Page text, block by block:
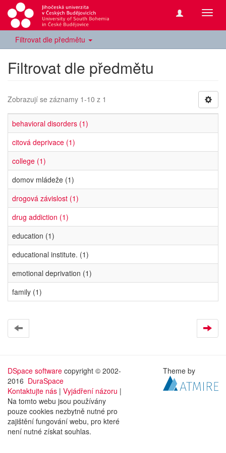
Filtrovat dle předmětu
Filtrovat dle předmětu
Zobrazují se záznamy 1-10 z 1
behavioral disorders (1)
citová deprivace (1)
college (1)
domov mládeže (1)
drogová závislost (1)
drug addiction (1)
education (1)
educational institute. (1)
emotional deprivation (1)
family (1)
DSpace software copyright © 2002-
2016 DuraSpace
Kontaktujte nás | Vyjádření názoru |
Na tomto webu jsou používány
pouze cookies nezbytně nutné pro
zajištění fungování webu, pro které
není nutné získat souhlas.
Theme by